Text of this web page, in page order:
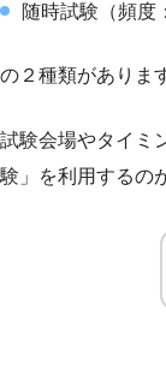
随時試験（頻度
の２種類がありま
試験会場やタイミ
験」を利用するの